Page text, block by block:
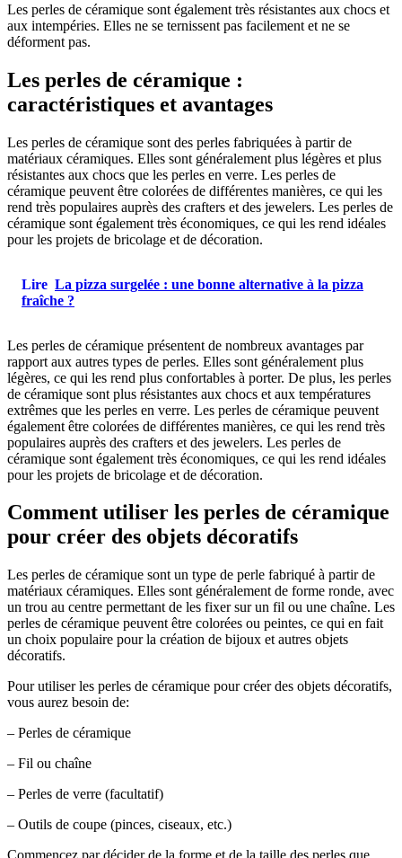
Les perles de céramique sont également très résistantes aux chocs et
aux intempéries. Elles ne se ternissent pas facilement et ne se
déforment pas.
Les perles de céramique :
caractéristiques et avantages
Les perles de céramique sont des perles fabriquées à partir de
matériaux céramiques. Elles sont généralement plus légères et plus
résistantes aux chocs que les perles en verre. Les perles de
céramique peuvent être colorées de différentes manières, ce qui les
rend très populaires auprès des crafters et des jewelers. Les perles de
céramique sont également très économiques, ce qui les rend idéales
pour les projets de bricolage et de décoration.
Lire La pizza surgelée : une bonne alternative à la pizza
fraîche ?
Les perles de céramique présentent de nombreux avantages par
rapport aux autres types de perles. Elles sont généralement plus
légères, ce qui les rend plus confortables à porter. De plus, les perles
de céramique sont plus résistantes aux chocs et aux températures
extrêmes que les perles en verre. Les perles de céramique peuvent
également être colorées de différentes manières, ce qui les rend très
populaires auprès des crafters et des jewelers. Les perles de
céramique sont également très économiques, ce qui les rend idéales
pour les projets de bricolage et de décoration.
Comment utiliser les perles de céramique
pour créer des objets décoratifs
Les perles de céramique sont un type de perle fabriqué à partir de
matériaux céramiques. Elles sont généralement de forme ronde, avec
un trou au centre permettant de les fixer sur un fil ou une chaîne. Les
perles de céramique peuvent être colorées ou peintes, ce qui en fait
un choix populaire pour la création de bijoux et autres objets
décoratifs.
Pour utiliser les perles de céramique pour créer des objets décoratifs,
vous aurez besoin de:
– Perles de céramique
– Fil ou chaîne
– Perles de verre (facultatif)
– Outils de coupe (pinces, ciseaux, etc.)